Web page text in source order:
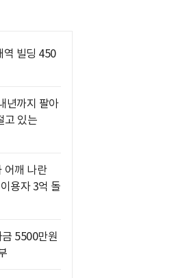
역 빌딩 450
년까지 팔아
고 있는
어깨 나란
용자 3억 돌
5500만원